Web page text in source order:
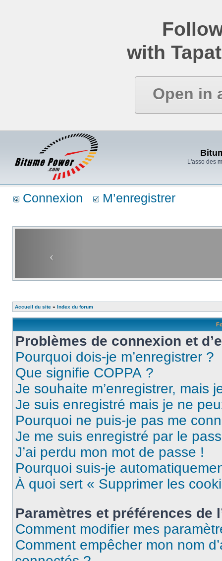
with
Open in
L'asso des
Connexion M’enregistrer
Accueil du site » Index du forum
Problèmes de connexion et
Pourquoi dois-je m’enregistrer ?
Que signifie COPPA ?
Je souhaite m’enregistrer, mais
Je suis enregistré mais je ne
Pourquoi ne puis-je pas me
Je me suis enregistré par le
J’ai perdu mon mot de passe !
Pourquoi suis-je
À quoi sert « Supprimer les
Paramètres et préférences de
Comment modifier mes
Comment empêcher mon nom